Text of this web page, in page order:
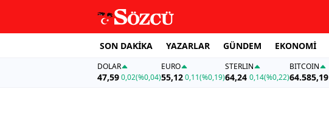
SON DAKİKA YAZARLAR GÜNDEM EKONOMİ
DOLAR
47,590,02(%0,04)
EURO
55,12 0,11(%0,19)
STERLIN
64,24 0,14(%0,22)
BITCOIN
64.585,19